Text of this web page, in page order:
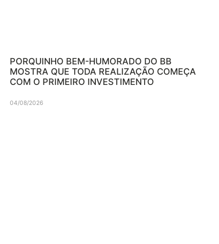
PORQUINHO BEM-HUMORADO DO BB
MOSTRA QUE TODA REALIZAÇÃO COMEÇA
COM O PRIMEIRO INVESTIMENTO
04/08/2026